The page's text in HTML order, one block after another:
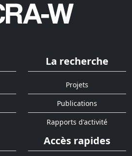
La recherche
Projets
Publications
Rapports d'activité
Accès rapides